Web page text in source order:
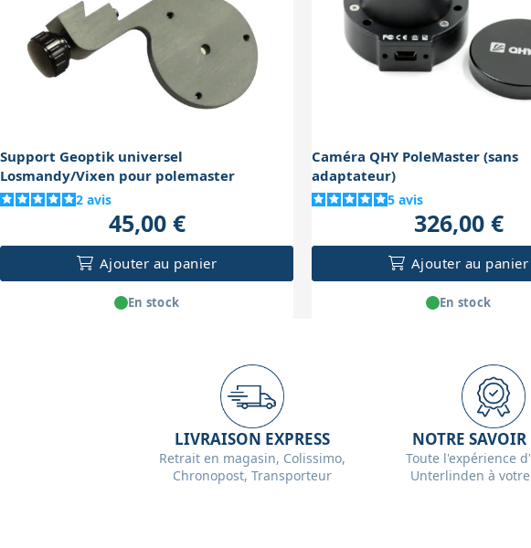
Support Geoptik universel
Losmandy/Vixen pour polemaster
2 avis
45,00 €
Ajouter au panier
En stock
Caméra QHY PoleMaster (sans
adaptateur)
5 avis
326,00 €
Ajouter au panier
En stock
LIVRAISON EXPRESS
Retrait en magasin, Colissimo,
Chronopost, Transporteur
NOTRE SAVOIR
Toute l'expérience
Unterlinden à